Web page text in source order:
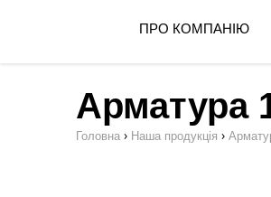
ПРО КОМПАНІЮ
Арматура
Головна › Наша продукція ›